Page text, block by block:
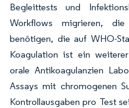
Begleittests und
Workflows migrieren, die
benötigen, die auf WHO-
Koagulation ist ein
orale Antikoagulanzien
Assays mit chromogenen
Kontrollausgaben pro Test